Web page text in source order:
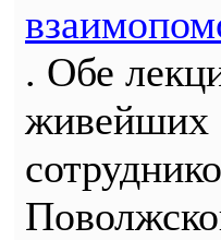
. Обе
живейших